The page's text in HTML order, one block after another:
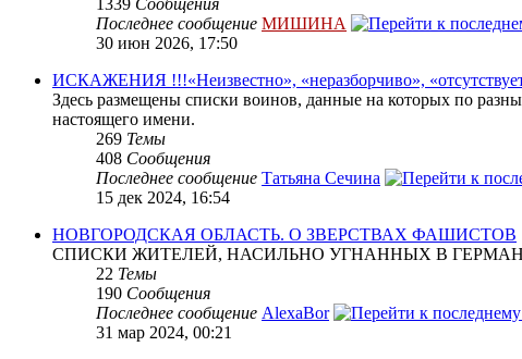
1339 Сообщения
Последнее сообщение МИШИНА
30 июн 2026, 17:50
ИСКАЖЕНИЯ !!!«Неизвестно», «неразборчиво»,
Здесь размещены списки воинов, данные на которых по
настоящего имени.
269 Темы
408 Сообщения
Последнее сообщение Татьяна Сечина
15 дек 2024, 16:54
НОВГОРОДСКАЯ ОБЛАСТЬ. О ЗВЕРСТВАХ ФАШИСТОВ
СПИСКИ ЖИТЕЛЕЙ, НАСИЛЬНО УГНАННЫХ В
22 Темы
190 Сообщения
Последнее сообщение AlexaBor
31 мар 2024, 00:21